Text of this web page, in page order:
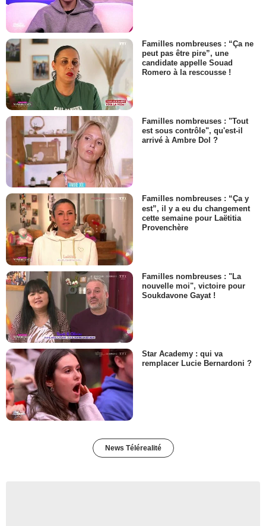
Familles nombreuses : “Ça ne
peut pas être pire”, une
candidate appelle Souad
Romero à la rescousse !
Familles nombreuses : "Tout
est sous contrôle", qu'est-il
arrivé à Ambre Dol ?
Familles nombreuses : “Ça y
est”, il y a eu du changement
cette semaine pour Laëtitia
Provenchère
Familles nombreuses : "La
nouvelle moi", victoire pour
Soukdavone Gayat !
Star Academy : qui va
remplacer Lucie Bernardoni ?
News Télérealité